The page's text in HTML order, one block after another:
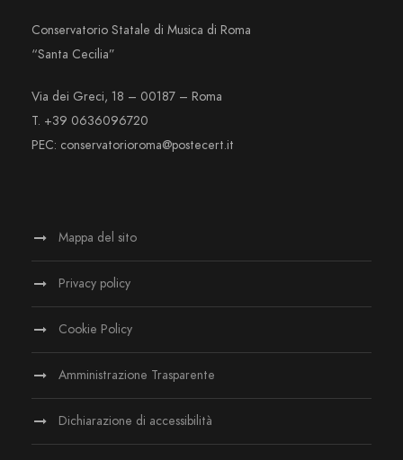
Conservatorio Statale di Musica di Roma
“Santa Cecilia”
Via dei Greci, 18 – 00187 – Roma
T. +39 0636096720
PEC: conservatorioroma@postecert.it
Mappa del sito
Privacy policy
Cookie Policy
Amministrazione Trasparente
Dichiarazione di accessibilità